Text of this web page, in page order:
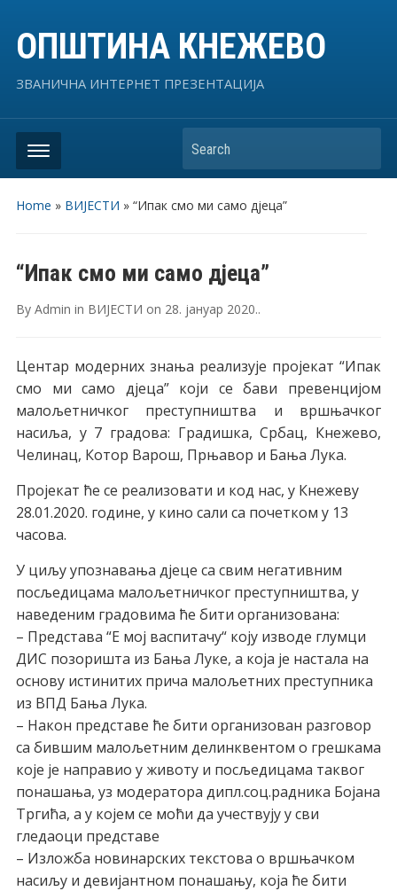
ОПШТИНА КНЕЖЕВО
ЗВАНИЧНА ИНТЕРНЕТ ПРЕЗЕНТАЦИЈА
Search
Home » ВИЈЕСТИ » “Ипак смо ми само дјеца”
“Ипак смо ми само дјеца”
By Admin in ВИЈЕСТИ on 28. јануар 2020..
Центар модерних знања реализује пројекат “Ипак
смо ми само дјеца” који се бави превенцијом
малољетничког преступништва и вршњачког
насиља, у 7 градова: Градишка, Србац, Кнежево,
Челинац, Котор Варош, Прњавор и Бања Лука.
Пројекат ће се реализовати и код нас, у Кнежеву
28.01.2020. године, у кино сали са почетком у 13
часова.
У циљу упознавања дјеце са свим негативним
посљедицама малољетничког преступништва, у
наведеним градовима ће бити организована:
– Представа “Е мој васпитачу“ коју изводе глумци
ДИС позоришта из Бања Луке, а која је настала на
основу истинитих прича малољетних преступника
из ВПД Бања Лука.
– Након представе ће бити организован разговор
са бившим малољетним делинквентом о грешкама
које је направио у животу и посљедицама таквог
понашања, уз модератора дипл.соц.радника Бојана
Тргића, а у којем се моћи да учествују у сви
гледаоци представе
– Изложба новинарских текстова о вршњачком
насиљу и девијантном понашању, која ће бити